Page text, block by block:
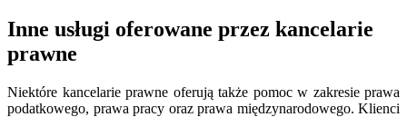
Inne usługi oferowane przez kancelarie
prawne
Niektóre kancelarie prawne oferują także pomoc w zakresie prawa
podatkowego, prawa pracy oraz prawa międzynarodowego. Klienci